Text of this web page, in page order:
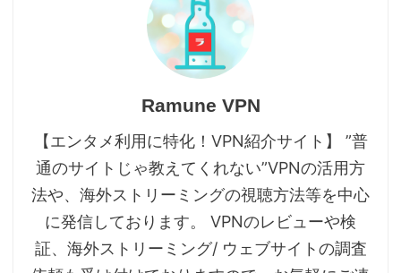
Ramune VPN
【エンタメ利用に特化！VPN紹介サイト】 ”普
通のサイトじゃ教えてくれない”VPNの活用方
法や、海外ストリーミングの視聴方法等を中心
に発信しております。 VPNのレビューや検
証、海外ストリーミング/ ウェブサイトの調査